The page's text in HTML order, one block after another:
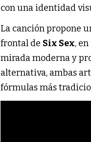
con una identidad
La canción propone
frontal de Six Sex,
mirada moderna y
alternativa, ambas
fórmulas más